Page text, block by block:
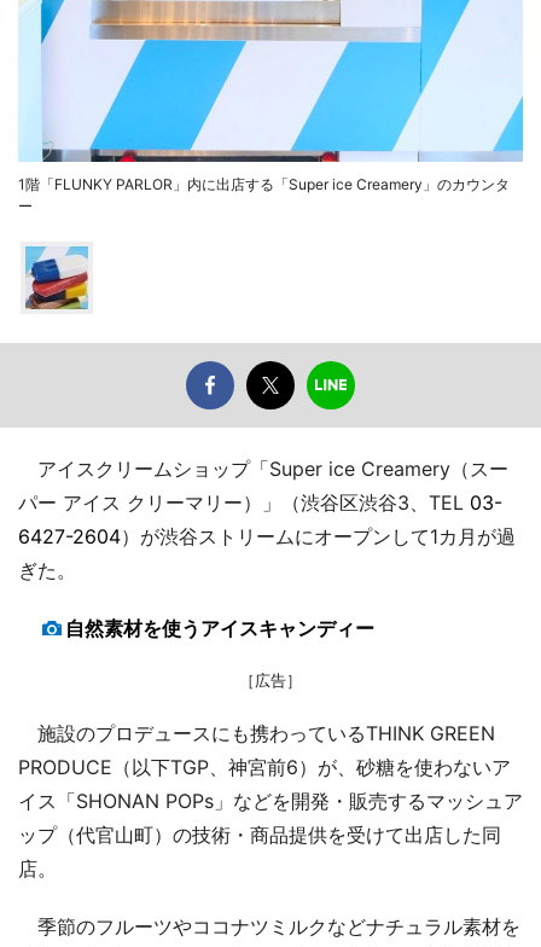
1階「FLUNKY PARLOR」内に出店する「Super ice Creamery」のカウンタ
ー
アイスクリームショップ「Super ice Creamery（スー
パー アイス クリーマリー）」（渋谷区渋谷3、TEL 03-
6427-2604）が渋谷ストリームにオープンして1カ月が過
ぎた。
自然素材を使うアイスキャンディー
［広告］
施設のプロデュースにも携わっているTHINK GREEN
PRODUCE（以下TGP、神宮前6）が、砂糖を使わないア
イス「SHONAN POPs」などを開発・販売するマッシュア
ップ（代官山町）の技術・商品提供を受けて出店した同
店。
季節のフルーツやココナツミルクなどナチュラル素材を